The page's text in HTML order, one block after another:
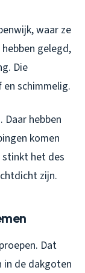
waar ze
hebben gelegd,
Die
schimmelig.
hebben
komen
stinkt het des
zijn.
Dat
de dakgoten